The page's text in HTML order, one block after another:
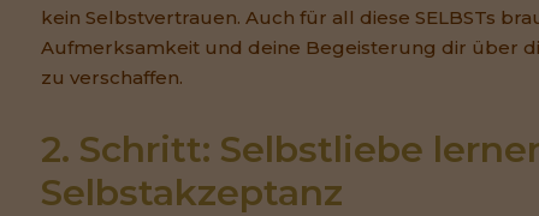
kein Selbstvertrauen. Auch für all diese SELBSTs
Aufmerksamkeit und deine Begeisterung dir über
zu verschaffen.
2. Schritt: Selbstliebe
Selbstakzeptanz